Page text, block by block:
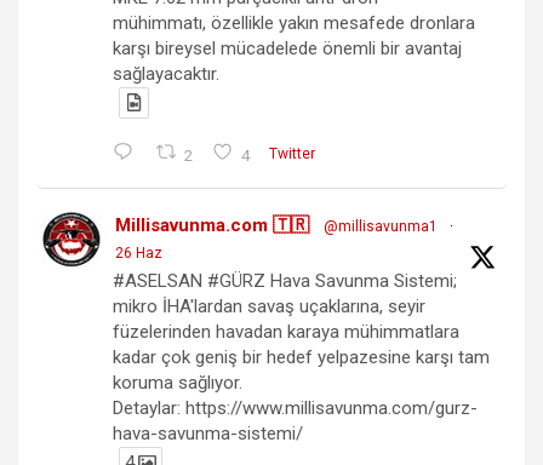
mühimmatı, özellikle yakın mesafede dronlara
karşı bireysel mücadelede önemli bir avantaj
sağlayacaktır.
2 4 Twitter
Millisavunma.com 🇹🇷 @millisavunma1
·
26 Haz
#ASELSAN #GÜRZ Hava Savunma Sistemi;
mikro İHA'lardan savaş uçaklarına, seyir
füzelerinden havadan karaya mühimmatlara
kadar çok geniş bir hedef yelpazesine karşı tam
koruma sağlıyor.
Detaylar: https://www.millisavunma.com/gurz-
hava-savunma-sistemi/